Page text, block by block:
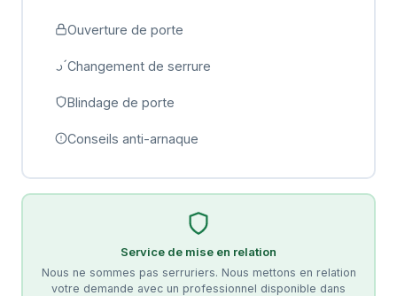
Ouverture de porte
Changement de serrure
Blindage de porte
Conseils anti-arnaque
Service de mise en relation
Nous ne sommes pas serruriers. Nous mettons en relation
votre demande avec un professionnel disponible dans